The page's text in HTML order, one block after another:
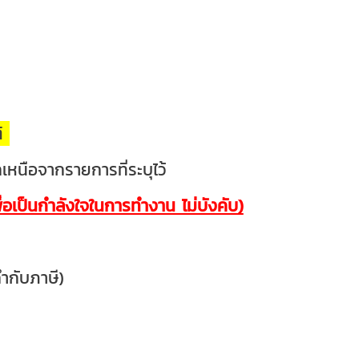
อจากรายการที่ระบุไว้
นกำลังใจในการทำงาน ไม่บังคับ)
กับภาษี)